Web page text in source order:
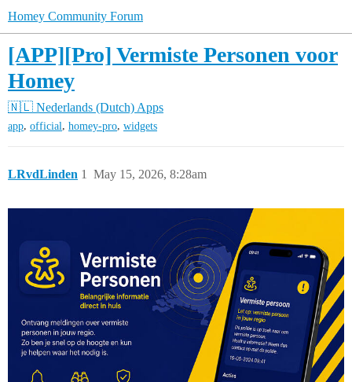
Homey Community Forum
[APP][Pro] Vermiste Personen voor
Homey
🇳🇱 Nederlands (Dutch) Apps
app, official, homey-pro, widgets
LRvdLinden May 15, 2026, 8:28am
1